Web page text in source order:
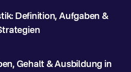
Definition, Aufgaben &
Gehalt & Ausbildung in